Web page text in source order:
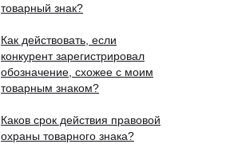
товарный знак?
Как действовать, если
конкурент зарегистрировал
обозначение, схожее с моим
товарным знаком?
Каков срок действия правовой
охраны товарного знака?